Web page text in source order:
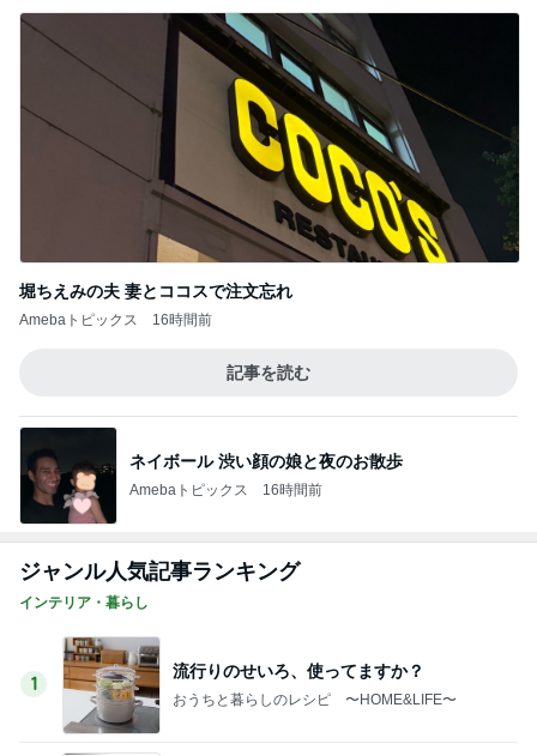
堀ちえみの夫 妻とココスで注文忘れ
Amebaトピックス 16時間前
記事を読む
ネイボール 渋い顔の娘と夜のお散歩
Amebaトピックス 16時間前
ジャンル人気記事ランキング
インテリア・暮らし
1
流行りのせいろ、使ってますか？
おうちと暮らしのレシピ 〜HOME&LIFE〜